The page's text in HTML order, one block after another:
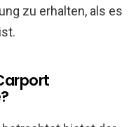
zu erhalten, als es